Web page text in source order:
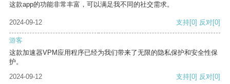
这款app的功能非常丰富，可以满足我不同的社交需求。
2024-09-12 支持[0] 反对[0]
游客
这款加速器VPM应用程序已经为我们带来了无限的隐私保护和安全性保
护。
2024-09-12
支持[0] 反对[0]